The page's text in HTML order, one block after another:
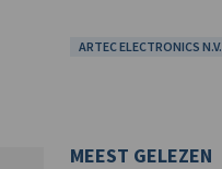
ARTEC ELECTRONICS N.V.
MEEST GELEZEN